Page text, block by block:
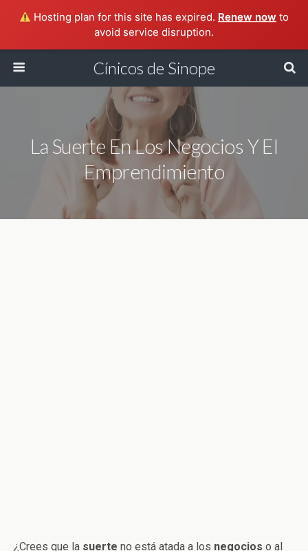
Hosting plan for this site has expired. Renew now to
avoid service disruption.
Cínicos de Sinope
La Suerte En Los Negocios Y El
Emprendimiento
¿Crees que la suerte no está atada a los negocios o al